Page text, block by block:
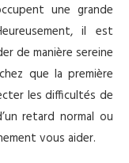
une grande
il est
de manière sereine
que la première
les difficultés de
retard normal ou
vous aider.